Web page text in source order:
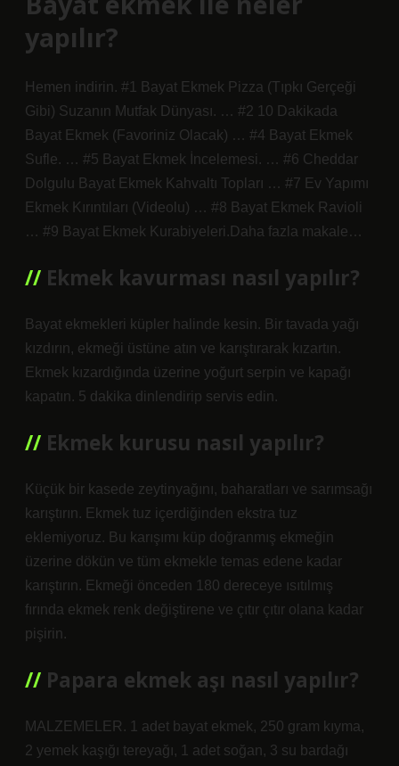
yapılır?
Hemen indirin. #1 Bayat Ekmek Pizza (Tıpkı Gerçeği
Gibi) Suzanın Mutfak Dünyası. … #2 10 Dakikada
Bayat Ekmek (Favoriniz Olacak) … #4 Bayat Ekmek
Sufle. … #5 Bayat Ekmek İncelemesi. … #6 Cheddar
Dolgulu Bayat Ekmek Kahvaltı Topları … #7 Ev Yapımı
Ekmek Kırıntıları (Videolu) … #8 Bayat Ekmek Ravioli
… #9 Bayat Ekmek Kurabiyeleri.Daha fazla makale…
Ekmek kavurması nasıl yapılır?
Bayat ekmekleri küpler halinde kesin. Bir tavada yağı
kızdırın, ekmeği üstüne atın ve karıştırarak kızartın.
Ekmek kızardığında üzerine yoğurt serpin ve kapağı
kapatın. 5 dakika dinlendirip servis edin.
Ekmek kurusu nasıl yapılır?
Küçük bir kasede zeytinyağını, baharatları ve sarımsağı
karıştırın. Ekmek tuz içerdiğinden ekstra tuz
eklemiyoruz. Bu karışımı küp doğranmış ekmeğin
üzerine dökün ve tüm ekmekle temas edene kadar
karıştırın. Ekmeği önceden 180 dereceye ısıtılmış
fırında ekmek renk değiştirene ve çıtır çıtır olana kadar
pişirin.
Papara ekmek aşı nasıl yapılır?
MALZEMELER. 1 adet bayat ekmek, 250 gram kıyma,
2 yemek kaşığı tereyağı, 1 adet soğan, 3 su bardağı